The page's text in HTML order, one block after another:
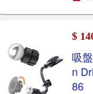
$
吸
n
86